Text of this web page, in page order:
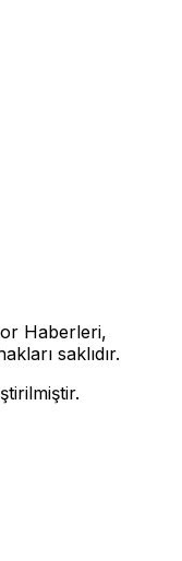
Haberleri,
saklıdır.